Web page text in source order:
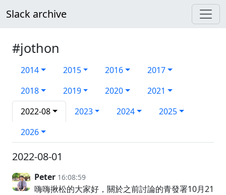
Slack archive
#jothon
2014 2015 2016
2017
2018
2019 2020
2021
2022-08
2023 2024
2025
2026
2022-08-01
Peter 16:08:59
嗨嗨揪松的大家好，關於之前討論的青發署10月21